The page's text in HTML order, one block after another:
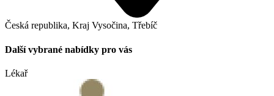
Česká republika, Kraj Vysočina, Třebíč
Další vybrané nabídky pro vás
Lékař